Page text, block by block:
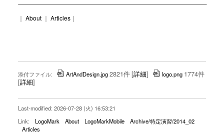
｜ About｜ Articles｜
添付ファイル: ArtAndDesign.jpg2821件[詳細] logo.png 1774件
[詳細]
Last-modified: 2026-07-28 (火) 16:53:21
Link:
LogoMark About LogoMarkMobile
Archive/特定演習/2014_02
Articles